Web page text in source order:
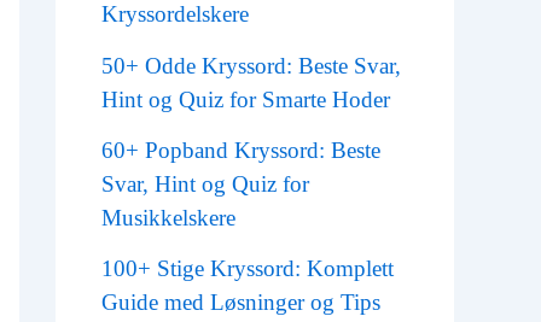
Kryssordelskere
50+ Odde Kryssord: Beste Svar,
Hint og Quiz for Smarte Hoder
60+ Popband Kryssord: Beste
Svar, Hint og Quiz for
Musikkelskere
100+ Stige Kryssord: Komplett
Guide med Løsninger og Tips